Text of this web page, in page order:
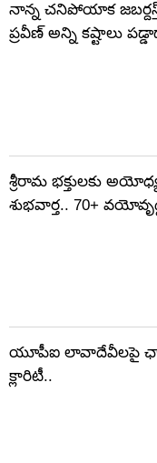
నాన్న చనిపోయాక
ప్రవీణ్ అన్ని కష్టాలు
శ్రీరామ భక్తులకు
శుభవార్త.. 70+
యూపీఐ లావాదేవీలపై
క్లారిటీ..